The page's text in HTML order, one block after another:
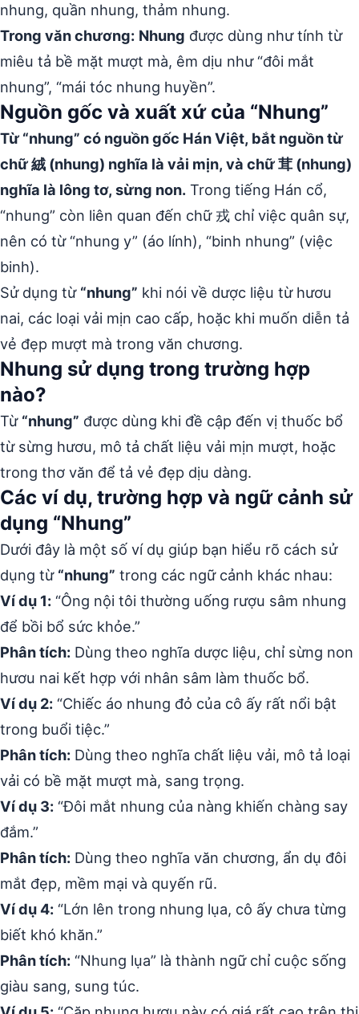
nhung, quần nhung, thảm nhung.
Trong văn chương: Nhung được dùng như tính từ
miêu tả bề mặt mượt mà, êm dịu như “đôi mắt
nhung”, “mái tóc nhung huyền”.
Nguồn gốc và xuất xứ của “Nhung”
Từ “nhung” có nguồn gốc Hán Việt, bắt nguồn từ
chữ 絨 (nhung) nghĩa là vải mịn, và chữ 茸 (nhung)
nghĩa là lông tơ, sừng non. Trong tiếng Hán cổ,
“nhung” còn liên quan đến chữ 戎 chỉ việc quân sự,
nên có từ “nhung y” (áo lính), “binh nhung” (việc
binh).
Sử dụng từ “nhung” khi nói về dược liệu từ hươu
nai, các loại vải mịn cao cấp, hoặc khi muốn diễn tả
vẻ đẹp mượt mà trong văn chương.
Nhung sử dụng trong trường hợp
nào?
Từ “nhung” được dùng khi đề cập đến vị thuốc bổ
từ sừng hươu, mô tả chất liệu vải mịn mượt, hoặc
trong thơ văn để tả vẻ đẹp dịu dàng.
Các ví dụ, trường hợp và ngữ cảnh sử
dụng “Nhung”
Dưới đây là một số ví dụ giúp bạn hiểu rõ cách sử
dụng từ “nhung” trong các ngữ cảnh khác nhau:
Ví dụ 1: “Ông nội tôi thường uống rượu sâm nhung
để bồi bổ sức khỏe.”
Phân tích: Dùng theo nghĩa dược liệu, chỉ sừng non
hươu nai kết hợp với nhân sâm làm thuốc bổ.
Ví dụ 2: “Chiếc áo nhung đỏ của cô ấy rất nổi bật
trong buổi tiệc.”
Phân tích: Dùng theo nghĩa chất liệu vải, mô tả loại
vải có bề mặt mượt mà, sang trọng.
Ví dụ 3: “Đôi mắt nhung của nàng khiến chàng say
đắm.”
Phân tích: Dùng theo nghĩa văn chương, ẩn dụ đôi
mắt đẹp, mềm mại và quyến rũ.
Ví dụ 4: “Lớn lên trong nhung lụa, cô ấy chưa từng
biết khó khăn.”
Phân tích: “Nhung lụa” là thành ngữ chỉ cuộc sống
giàu sang, sung túc.